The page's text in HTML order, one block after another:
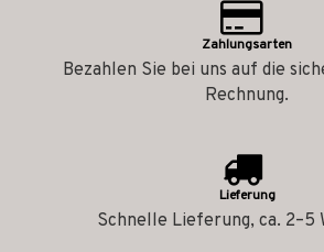
Zahlungsarten
Bezahlen Sie bei uns auf die
Rechnung.
Lieferung
Schnelle Lieferung, ca. 2–5